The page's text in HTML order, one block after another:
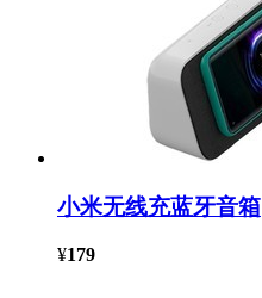
小米无线充蓝牙音箱
¥179